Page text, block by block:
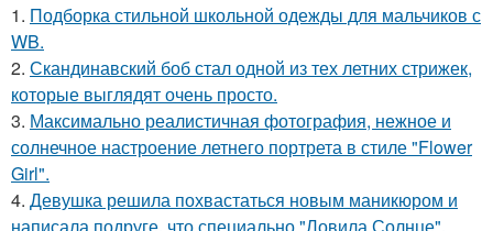
1. Подборка стильной школьной одежды для мальчиков с
WB.
2. Скандинавский боб стал одной из тех летних стрижек,
которые выглядят очень просто.
3. Максимально реалистичная фотография, нежное и
солнечное настроение летнего портрета в стиле "Flower
Girl".
4. Девушка решила похвастаться новым маникюром и
написала подруге, что специально "Ловила Солнце",